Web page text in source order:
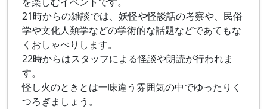
21時からの雑談では、妖怪や怪談話の考察や、民俗
学や文化人類学などの学術的な話題などであてもな
くおしゃべりします。
22時からはスタッフによる怪談や朗読が行われま
す。
怪し火のときとは一味違う雰囲気の中でゆったりく
つろぎましょう。